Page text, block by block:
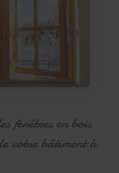
fenêtres en bois
votre bâtiment à